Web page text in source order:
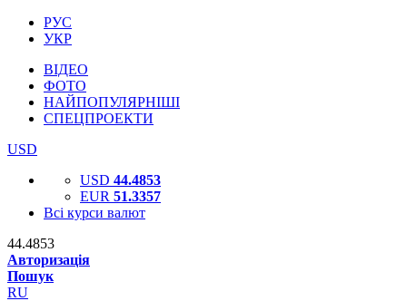
РУС
УКР
ВІДЕО
ФОТО
НАЙПОПУЛЯРНІШІ
СПЕЦПРОЕКТИ
USD
USD 44.4853
EUR 51.3357
Всі курси валют
44.4853
Авторизація
Пошук
RU